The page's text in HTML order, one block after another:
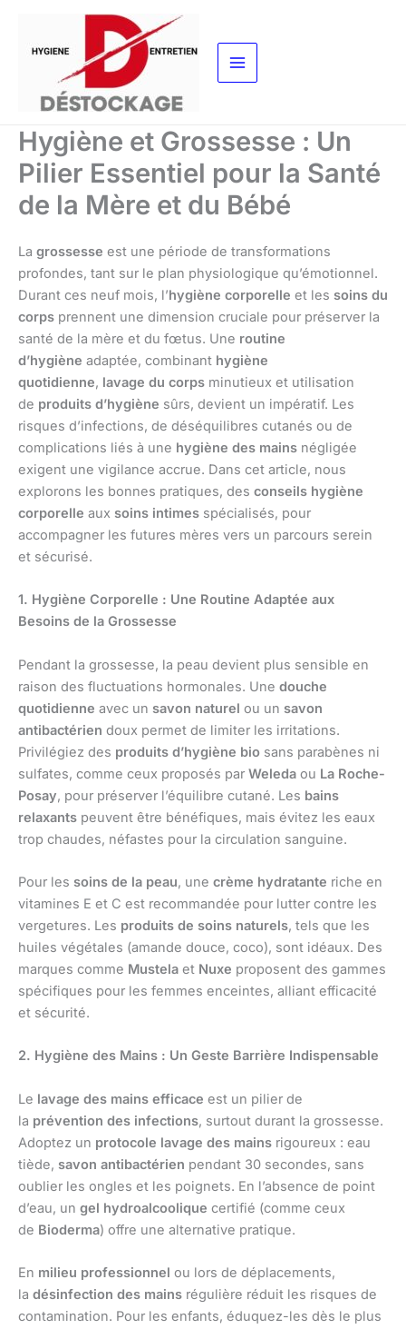
contenu
Hygiène et Grossesse : Un
Pilier Essentiel pour la Santé
de la Mère et du Bébé
La grossesse est une période de transformations
profondes, tant sur le plan physiologique qu’émotionnel.
Durant ces neuf mois, l’hygiène corporelle et les soins du
corps prennent une dimension cruciale pour préserver la
santé de la mère et du fœtus. Une routine
d’hygiène adaptée, combinant hygiène
quotidienne, lavage du corps minutieux et utilisation
de produits d’hygiène sûrs, devient un impératif. Les
risques d’infections, de déséquilibres cutanés ou de
complications liés à une hygiène des mains négligée
exigent une vigilance accrue. Dans cet article, nous
explorons les bonnes pratiques, des conseils hygiène
corporelle aux soins intimes spécialisés, pour
accompagner les futures mères vers un parcours serein
et sécurisé.
1. Hygiène Corporelle : Une Routine Adaptée aux
Besoins de la Grossesse
Pendant la grossesse, la peau devient plus sensible en
raison des fluctuations hormonales. Une douche
quotidienne avec un savon naturel ou un savon
antibactérien doux permet de limiter les irritations.
Privilégiez des produits d’hygiène bio sans parabènes ni
sulfates, comme ceux proposés par Weleda ou La Roche-
Posay, pour préserver l’équilibre cutané. Les bains
relaxants peuvent être bénéfiques, mais évitez les eaux
trop chaudes, néfastes pour la circulation sanguine.
Pour les soins de la peau, une crème hydratante riche en
vitamines E et C est recommandée pour lutter contre les
vergetures. Les produits de soins naturels, tels que les
huiles végétales (amande douce, coco), sont idéaux. Des
marques comme Mustela et Nuxe proposent des gammes
spécifiques pour les femmes enceintes, alliant efficacité
et sécurité.
2. Hygiène des Mains : Un Geste Barrière Indispensable
Le lavage des mains efficace est un pilier de
la prévention des infections, surtout durant la grossesse.
Adoptez un protocole lavage des mains rigoureux : eau
tiède, savon antibactérien pendant 30 secondes, sans
oublier les ongles et les poignets. En l’absence de point
d’eau, un gel hydroalcoolique certifié (comme ceux
de Bioderma) offre une alternative pratique.
En milieu professionnel ou lors de déplacements,
la désinfection des mains régulière réduit les risques de
contamination. Pour les enfants, éduquez-les dès le plus